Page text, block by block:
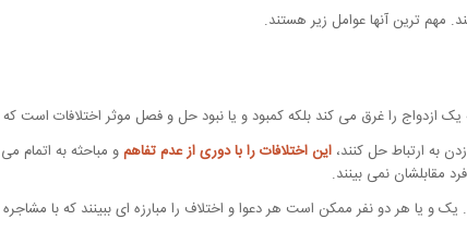
مهم ترین آنها عوامل زیر هستند.
ازدواج را غرق می کند بلکه کمبود و یا نبود حل و فصل موثر اختلافات است
به ارتباط حل کنند، این اختلافات را با دوری از عدم تفاهمو مباحثه به اتمام
مقابلشان نمی بینند.
و یا هر دو نفر ممکن است هر دعوا و اختلاف را مبارزه ای ببینند که با